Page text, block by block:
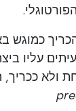
כמוגש
עליו
ולא ככריך,